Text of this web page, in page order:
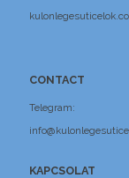
CONTACT
Telegram:
KAPCSOLAT